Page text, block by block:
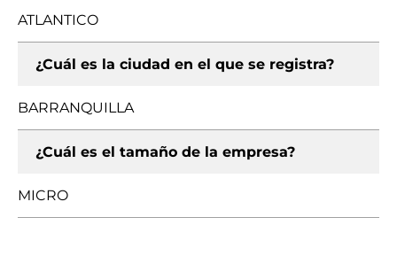
ATLANTICO
¿Cuál es la ciudad en el que se registra?
BARRANQUILLA
¿Cuál es el tamaño de la empresa?
MICRO